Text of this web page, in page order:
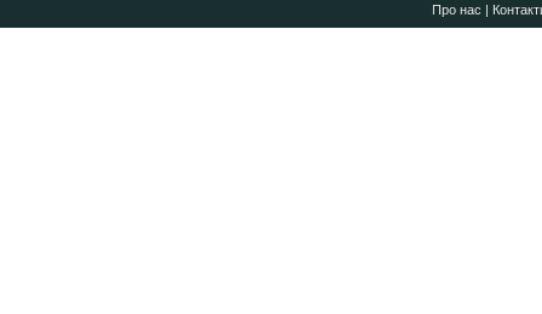
Про нас |